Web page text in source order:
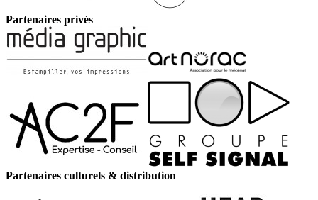
Partenaires privés
Partenaires culturels & distribution